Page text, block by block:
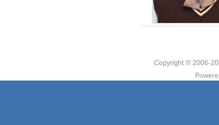
Copyright © 2006-